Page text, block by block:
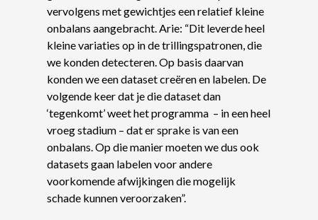
vervolgens met gewichtjes een relatief kleine
onbalans aangebracht. Arie: “Dit leverde heel
kleine variaties op in de trillingspatronen, die
we konden detecteren. Op basis daarvan
konden we een dataset creëren en labelen. De
volgende keer dat je die dataset dan
‘tegenkomt’ weet het programma – in een heel
vroeg stadium – dat er sprake is van een
onbalans. Op die manier moeten we dus ook
datasets gaan labelen voor andere
voorkomende afwijkingen die mogelijk
schade kunnen veroorzaken”.